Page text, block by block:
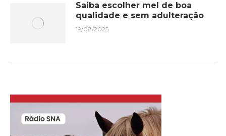
Saiba escolher mel de boa
qualidade e sem adulteração
19/08/2025